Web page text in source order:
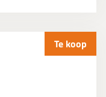
Te koop